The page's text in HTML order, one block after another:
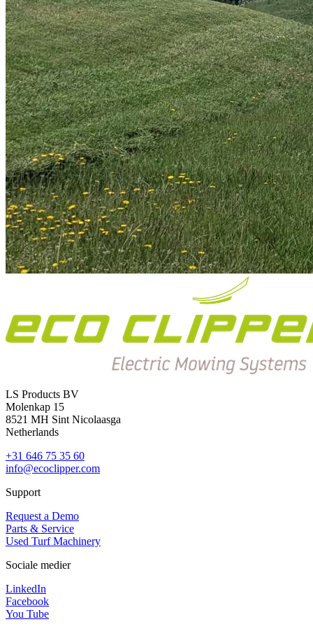
LS Products BV
Molenkap 15
8521 MH Sint Nicolaasga
Netherlands
+31 646 75 35 60
info@ecoclipper.com
Support
Request a Demo
Parts & Service
Used Turf Machinery
Sociale medier
LinkedIn
Facebook
You Tube